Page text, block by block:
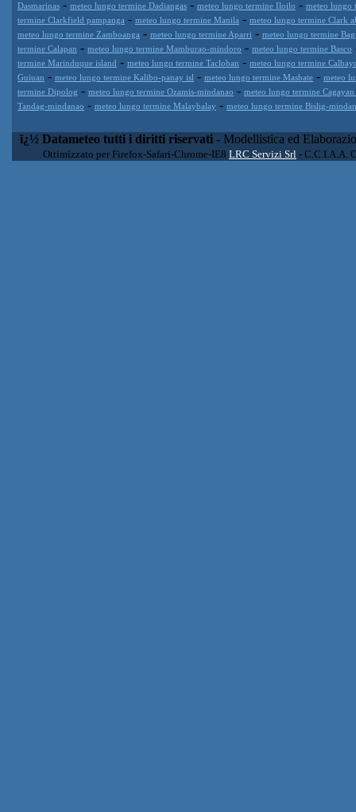
Dasmarinas - meteo lungo termine Dadiangas - meteo lungo termine Iloilo - meteo lungo
termine Clarkfield pampanga - meteo lungo termine Manila - meteo lungo termine Clark
meteo lungo termine Zamboanga - meteo lungo termine Aparri - meteo lungo termine
termine Calapan - meteo lungo termine Mamburao-mindoro - meteo lungo termine Basco
termine Marinduque island - meteo lungo termine Tacloban - meteo lungo termine
Guiuan - meteo lungo termine Kalibo-panay isl - meteo lungo termine Masbate - meteo
termine Dipolog - meteo lungo termine Ozamis-mindanao - meteo lungo termine
Tandag-mindanao - meteo lungo termine Malaybalay - meteo lungo termine Bislig-
ï¿½ Datameteo tutti i diritti riservati - Modellistica ed
Ottimizzato per Firefox-Safari-Chrome-IE8 LRC Servizi Srl - C.C.I.A.A.